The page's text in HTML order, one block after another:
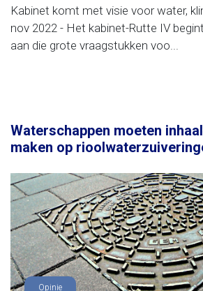
Kabinet komt met visie voor water,
nov 2022 - Het kabinet-Rutte IV
aan die grote vraagstukken voo...
Waterschappen moeten
maken op
Opinie